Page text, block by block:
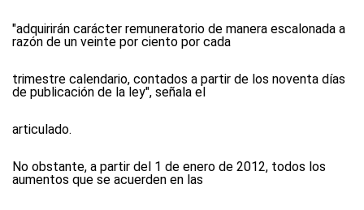
"adquirirán carácter remuneratorio de manera escalonada a
razón de un veinte por ciento por cada
trimestre calendario, contados a partir de los noventa días
de publicación de la ley", señala el
articulado.
No obstante, a partir del 1 de enero de 2012, todos los
aumentos que se acuerden en las